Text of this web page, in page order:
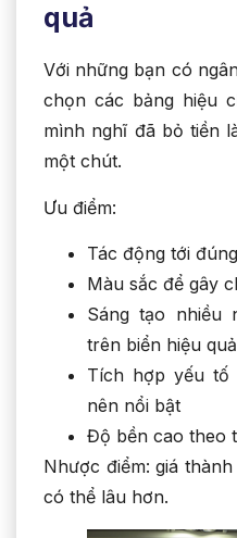
quả
Với những bạn có
chọn các bảng hiệu
mình nghĩ đã bỏ tiền
một chút.
Ưu điểm:
Tác động tới
Màu sắc để gây
Sáng tạo nhiều
trên biển hiệu
Tích hợp yếu tố
nên nổi bật
Độ bền cao theo
Nhược điểm: giá
có thể lâu hơn.